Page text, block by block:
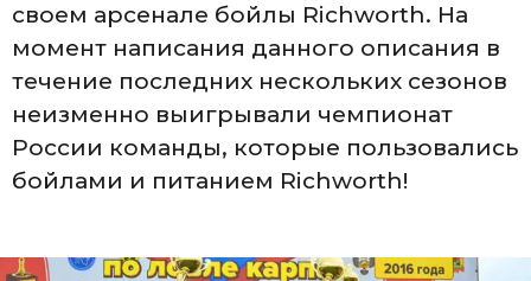
своем арсенале бойлы Richworth. На
момент написания данного описания в
течение последних нескольких сезонов
неизменно выигрывали чемпионат
России команды, которые пользовались
бойлами и питанием Richworth!